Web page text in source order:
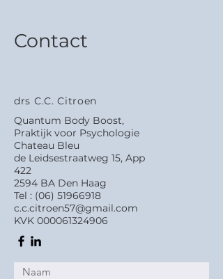
Contact
drs C.C. Citroen
Quantum Body Boost,
Praktijk voor Psychologie
Chateau Bleu
de Leidsestraatweg 15, App
422
2594 BA Den Haag
Tel : (06) 51966918
c.c.citroen57@gmail.com
KVK 000061324906